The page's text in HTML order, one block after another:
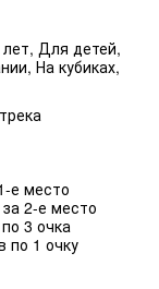
Для детей,
На кубиках,
е место
2-е место
3 очка
по 1 очку